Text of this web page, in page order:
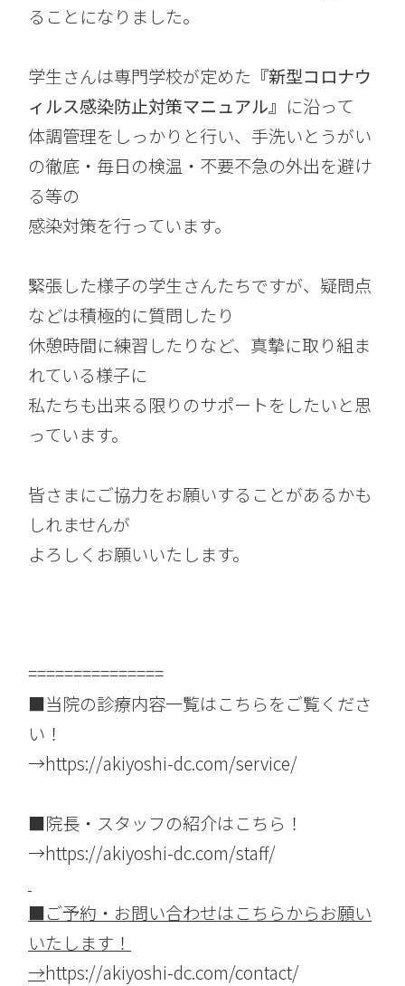
ることになりました。
学生さんは専門学校が定めた 『新型コロナウ
ィルス感染防止対策マニュアル』 に沿って
体調管理をしっかりと行い、手洗いとうがい
の徹底・毎日の検温・不要不急の外出を避け
る等の
感染対策を行っています。
緊張した様子の学生さんたちですが、疑問点
などは積極的に質問したり
休憩時間に練習したりなど、真摯に取り組ま
れている様子に
私たちも出来る限りのサポートをしたいと思
っています。
皆さまにご協力をお願いすることがあるかも
しれませんが
よろしくお願いいたします。
===============
■当院の診療内容一覧はこちらをご覧くださ
い！
→https://akiyoshi-dc.com/service/
■院長・スタッフの紹介はこちら！
→https://akiyoshi-dc.com/staff/
■ご予約・お問い合わせはこちらからお願い
いたします！
→https://akiyoshi-dc.com/contact/